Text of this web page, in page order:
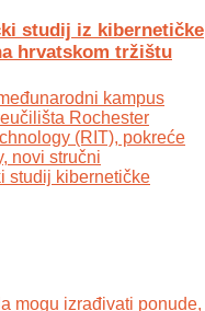
studij iz kibernetičke
hrvatskom tržištu
kampus
Rochester
(RIT), pokreće
novi stručni
studij kibernetičke